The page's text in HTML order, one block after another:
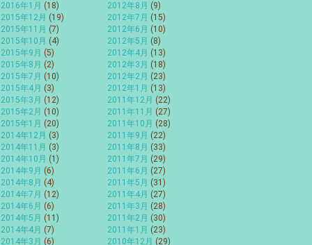
2016年1月 (18)
2015年12月 (19)
2015年11月 (7)
2015年10月 (4)
2015年9月 (5)
2015年8月 (2)
2015年7月 (10)
2015年4月 (3)
2015年3月 (12)
2015年2月 (10)
2015年1月 (20)
2014年12月 (3)
2014年11月 (3)
2014年10月 (1)
2014年9月 (6)
2014年8月 (4)
2014年7月 (12)
2014年6月 (6)
2014年5月 (11)
2014年4月 (7)
2014年3月 (6)
2012年8月 (9)
2012年7月 (15)
2012年6月 (10)
2012年5月 (8)
2012年4月 (13)
2012年3月 (18)
2012年2月 (23)
2012年1月 (13)
2011年12月 (22)
2011年11月 (27)
2011年10月 (28)
2011年9月 (22)
2011年8月 (33)
2011年7月 (29)
2011年6月 (27)
2011年5月 (31)
2011年4月 (27)
2011年3月 (28)
2011年2月 (30)
2011年1月 (23)
2010年12月 (29)